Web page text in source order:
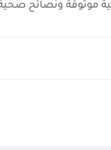
موثوقة ونصائح